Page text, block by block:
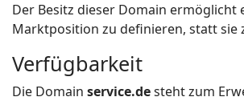
Der Besitz dieser Domain ermöglicht
Marktposition zu definieren, statt sie
Verfügbarkeit
Die Domain service.desteht zum